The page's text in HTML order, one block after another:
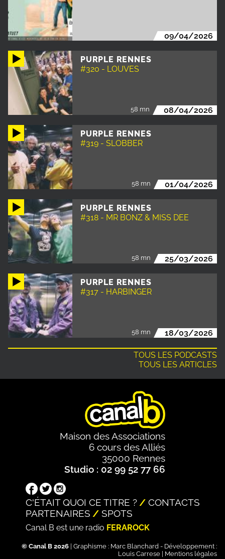
09/04/2026
PURPLE RENNES
#320 - LOUVES
58 mn 08/04/2026
PURPLE RENNES
#319 - SLOBBER
58 mn 01/04/2026
PURPLE RENNES
#318 - MR BONZ & MISS DEE
58 mn 25/03/2026
PURPLE RENNES
#317 - HARBINGER
58 mn 18/03/2026
TOUS LES PODCASTS
TOUS LES ARTICLES
Maison des Associations
6 cours des Alliés
35000 Rennes
Studio : 02 99 52 77 66
C'ÉTAIT QUOI CE TITRE ?
CONTACTS
PARTENAIRES
SPOTS
Canal B est une radio FERAROCK
© Canal B 2026 | Graphisme : Marc Blanchard - Développement :
Louis Carrese
Mentions légales